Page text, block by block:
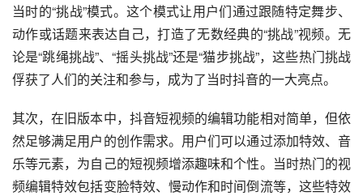
当时的“挑战”模式。这个模式让用户们通过跟随特定舞步、
动作或话题来表达自己，打造了无数经典的“挑战”视频。无
论是“跳绳挑战”、“摇头挑战”还是“猫步挑战”，这些热门挑战
俘获了人们的关注和参与，成为了当时抖音的一大亮点。
其次，在旧版本中，抖音短视频的编辑功能相对简单，但依
然足够满足用户的创作需求。用户们可以通过添加特效、音
乐等元素，为自己的短视频增添趣味和个性。当时热门的视
频编辑特效包括变脸特效、慢动作和时间倒流等，这些特效